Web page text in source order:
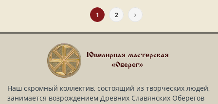
1 2
Ювелирная мастерская
«Оберег»
Наш скромный коллектив, состоящий из творческих людей,
занимается возрождением Древних Славянских Оберегов